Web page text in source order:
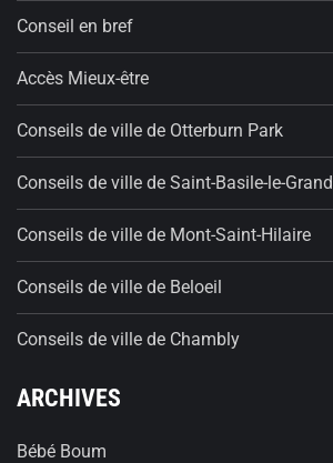
Conseil en bref
Accès Mieux-être
Conseils de ville de Otterburn Park
Conseils de ville de Saint-Basile-le-Grand
Conseils de ville de Mont-Saint-Hilaire
Conseils de ville de Beloeil
Conseils de ville de Chambly
ARCHIVES
Bébé Boum